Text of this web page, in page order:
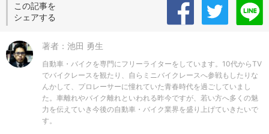
この記事を
シェアする
著者：池田 勇生
自動車・バイクを専門にフリーライターをしています。10代からTV
でバイクレースを観たり、自らミニバイクレースへ参戦もしたりな
んかして、プロレーサーに憧れていた青春時代を過ごしていまし
た。車離れやバイク離れといわれる昨今ですが、若い方へ多くの魅
力を伝えていき今後の自動車・バイク業界を盛り上げていきたいで
す。